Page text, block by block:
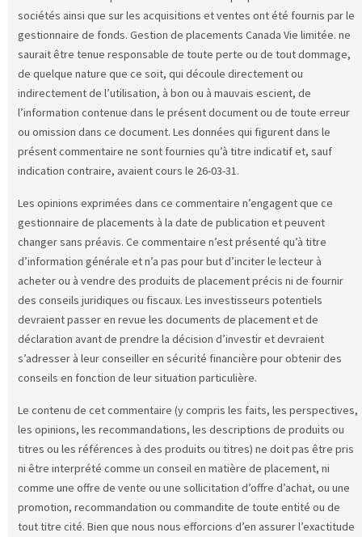
sociétés ainsi que sur les acquisitions et ventes ont été fournis par le
gestionnaire de fonds. Gestion de placements Canada Vie limitée. ne
saurait être tenue responsable de toute perte ou de tout dommage,
de quelque nature que ce soit, qui découle directement ou
indirectement de l’utilisation, à bon ou à mauvais escient, de
l’information contenue dans le présent document ou de toute erreur
ou omission dans ce document. Les données qui figurent dans le
présent commentaire ne sont fournies qu’à titre indicatif et, sauf
indication contraire, avaient cours le 26-03-31.
Les opinions exprimées dans ce commentaire n’engagent que ce
gestionnaire de placements à la date de publication et peuvent
changer sans préavis. Ce commentaire n’est présenté qu’à titre
d’information générale et n’a pas pour but d’inciter le lecteur à
acheter ou à vendre des produits de placement précis ni de fournir
des conseils juridiques ou fiscaux. Les investisseurs potentiels
devraient passer en revue les documents de placement et de
déclaration avant de prendre la décision d’investir et devraient
s’adresser à leur conseiller en sécurité financière pour obtenir des
conseils en fonction de leur situation particulière.
Le contenu de cet commentaire (y compris les faits, les perspectives,
les opinions, les recommandations, les descriptions de produits ou
titres ou les références à des produits ou titres) ne doit pas être pris
ni être interprété comme un conseil en matière de placement, ni
comme une offre de vente ou une sollicitation d’offre d’achat, ou une
promotion, recommandation ou commandite de toute entité ou de
tout titre cité. Bien que nous nous efforcions d’en assurer l’exactitude